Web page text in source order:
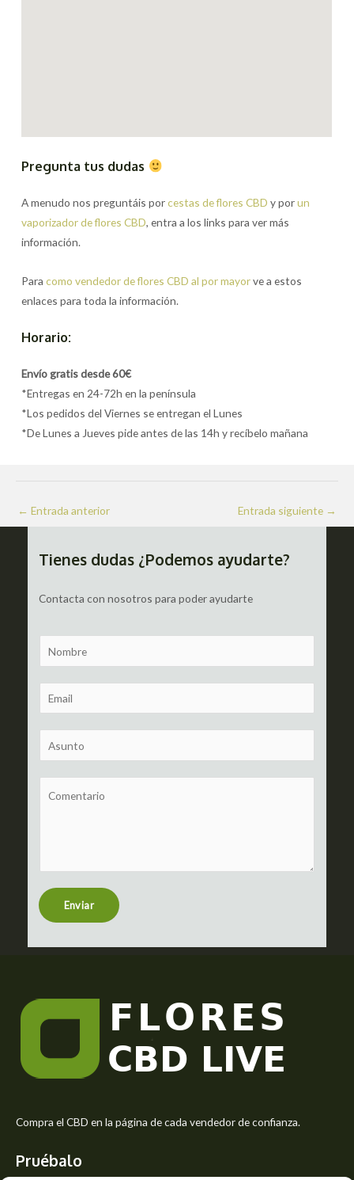
Pregunta tus dudas
A menudo nos preguntáis porcestas de flores CBD y porun
vaporizador de flores CBD, entra a los links para ver más
información.
Paracomo vendedor de flores CBD al por mayorve a estos
enlaces para toda la información.
Horario:
Envío gratis desde 60€
*Entregas en 24-72h en la península
*Los pedidos del Viernes se entregan el Lunes
*De Lunes a Jueves pide antes de las 14h y recíbelo mañana
Navegación
de
← Entrada anterior Entrada siguiente →
Tienes dudas ¿Podemos ayudarte?
Contacta con nosotros para poder ayudarte
a
m
m
a
u
b
t
r
s
e
Enviar
Compra el CBD en la página de cada vendedor de confianza.
Pruébalo